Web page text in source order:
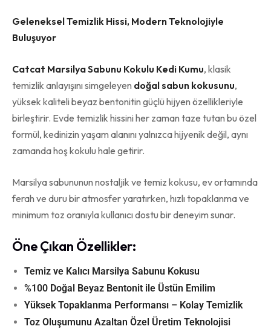
Geleneksel Temizlik Hissi, Modern Teknolojiyle
Buluşuyor
Catcat Marsilya Sabunu Kokulu Kedi Kumu, klasik
temizlik anlayışını simgeleyen doğal sabun kokusunu,
yüksek kaliteli beyaz bentonitin güçlü hijyen özellikleriyle
birleştirir. Evde temizlik hissini her zaman taze tutan bu özel
formül, kedinizin yaşam alanını yalnızca hijyenik değil, aynı
zamanda hoş kokulu hale getirir.
Marsilya sabununun nostaljik ve temiz kokusu, ev ortamında
ferah ve duru bir atmosfer yaratırken, hızlı topaklanma ve
minimum toz oranıyla kullanıcı dostu bir deneyim sunar.
Öne Çıkan Özellikler:
Temiz ve Kalıcı Marsilya Sabunu Kokusu
%100 Doğal Beyaz Bentonit ile Üstün Emilim
Yüksek Topaklanma Performansı – Kolay Temizlik
Toz Oluşumunu Azaltan Özel Üretim Teknolojisi